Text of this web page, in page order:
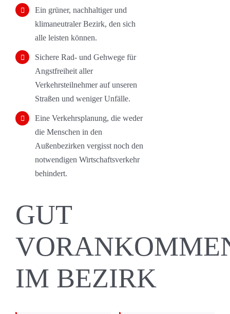
Ein grüner, nachhaltiger und
klimaneutraler Bezirk, den sich
alle leisten können.
Sichere Rad- und Gehwege für
Angstfreiheit aller
Verkehrsteilnehmer auf unseren
Straßen und weniger Unfälle.
Eine Verkehrsplanung, die weder
die Menschen in den
Außenbezirken vergisst noch den
notwendigen Wirtschaftsverkehr
behindert.
GUT
IM BEZIRK